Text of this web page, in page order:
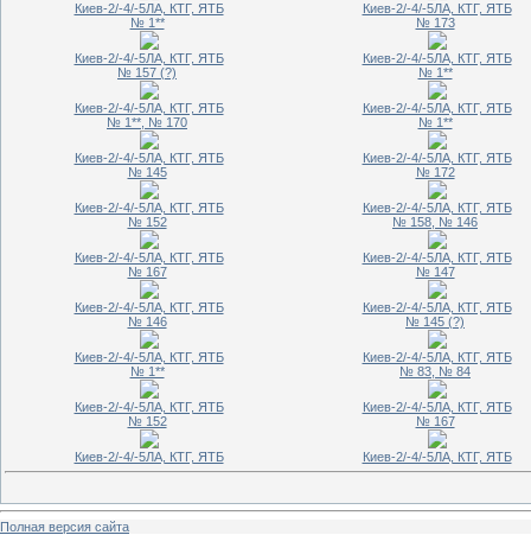
Киев-2/-4/-5ЛА, КТГ, ЯТБ
Киев-2/-4/-5ЛА, КТГ, ЯТБ
№ 1**
Киев-2/-4/-5ЛА, КТГ, ЯТБ
№ 173
Киев-2/-4/-5ЛА, КТГ, ЯТБ
№ 157 (?)
Киев-2/-4/-5ЛА, КТГ, ЯТБ
№ 1**
Киев-2/-4/-5ЛА, КТГ, ЯТБ
№ 1**, № 170
Киев-2/-4/-5ЛА, КТГ, ЯТБ
№ 1**
Киев-2/-4/-5ЛА, КТГ, ЯТБ
№ 145
Киев-2/-4/-5ЛА, КТГ, ЯТБ
№ 172
Киев-2/-4/-5ЛА, КТГ, ЯТБ
№ 152
Киев-2/-4/-5ЛА, КТГ, ЯТБ
№ 158, № 146
Киев-2/-4/-5ЛА, КТГ, ЯТБ
№ 167
Киев-2/-4/-5ЛА, КТГ, ЯТБ
№ 147
Киев-2/-4/-5ЛА, КТГ, ЯТБ
№ 146
Киев-2/-4/-5ЛА, КТГ, ЯТБ
№ 145 (?)
Киев-2/-4/-5ЛА, КТГ, ЯТБ
№ 1**
Киев-2/-4/-5ЛА, КТГ, ЯТБ
№ 83, № 84
Киев-2/-4/-5ЛА, КТГ, ЯТБ
№ 152
Киев-2/-4/-5ЛА, КТГ, ЯТБ
№ 167
Киев-2/-4/-5ЛА, КТГ, ЯТБ
Полная версия сайта